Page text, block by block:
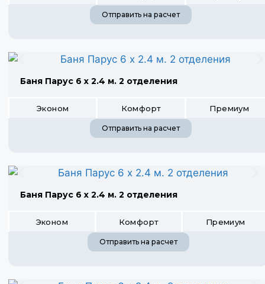
Отправить на расчет
Баня Парус 6 х 2.4 м. 2 отделения
Эконом Комфорт Премиум
Отправить на расчет
Баня Парус 6 х 2.4 м. 2 отделения
Эконом Комфорт Премиум
Отправить на расчет